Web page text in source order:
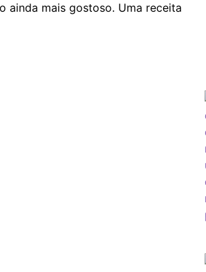
ainda mais gostoso. Uma receita